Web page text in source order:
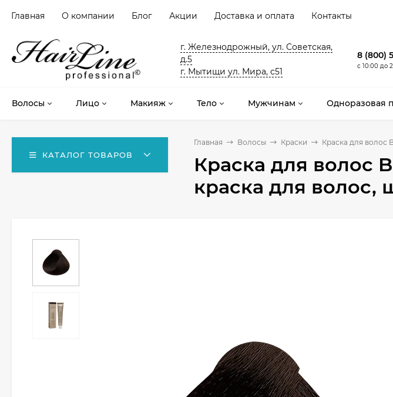
Главная О компании Блог Акции Доставка и оплата Контакты
г. Железнодрожный, ул. Советская,
д.5
г. Мытищи ул. Мира, с51
8 (800)
с 10:00 до
Волосы Лицо Макияж Тело Мужчинам Одноразовая
КАТАЛОГ ТОВАРОВ
Главная Волосы Краски Краска для волос
Краска для волос
краска для волос,